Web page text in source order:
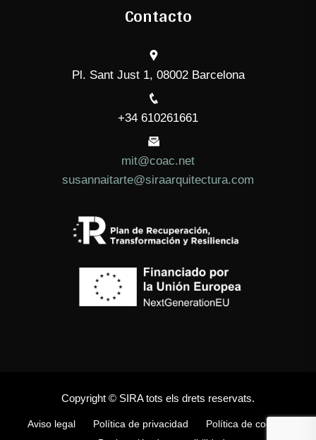
Contacto
Pl. Sant Just 1, 08002 Barcelona
+34 610261661
mit@coac.net
susannaitarte@siraarquitectura.com
Copyright © SIRA tots els drets reservats.
Aviso legal Política de privacidad
Política de cookies